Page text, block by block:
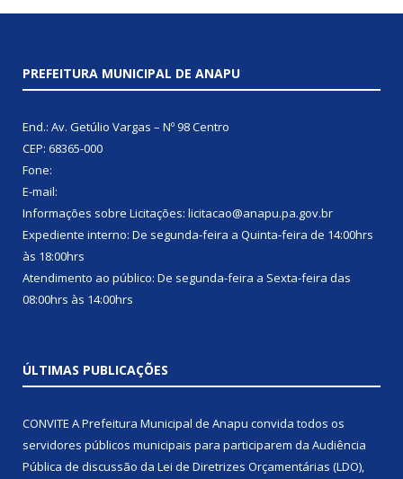
PREFEITURA MUNICIPAL DE ANAPU
End.: Av. Getúlio Vargas – Nº 98 Centro
CEP: 68365-000
Fone:
E-mail:
Informações sobre Licitações: licitacao@anapu.pa.gov.br
Expediente interno: De segunda-feira a Quinta-feira de 14:00hrs
às 18:00hrs
Atendimento ao público: De segunda-feira a Sexta-feira das
08:00hrs às 14:00hrs
ÚLTIMAS PUBLICAÇÕES
CONVITE A Prefeitura Municipal de Anapu convida todos os
servidores públicos municipais para participarem da Audiência
Pública de discussão da Lei de Diretrizes Orçamentárias (LDO),